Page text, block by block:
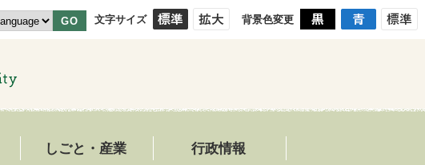
GO 文字サイズ 背景色変更
しごと・産業 行政情報